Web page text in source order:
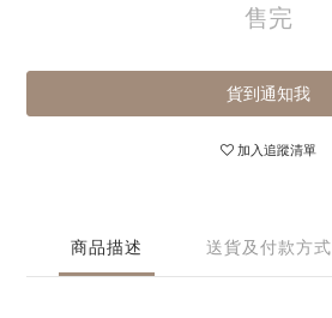
售完
貨到通知我
加入追蹤清單
商品描述 送貨及付款方式